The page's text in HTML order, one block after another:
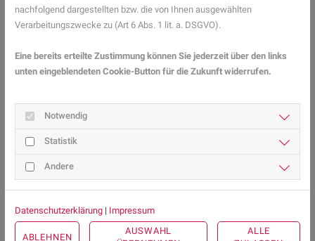
Verwandte Angststörungen und
Phobien
sich ähnlich zuZwangsstörungen
darstellen. Das Einschränken des
Essverhaltens kannals Essstörung falsch diagnostiziertwerden
oder auch tatsächlich zu einer Anorexie führen.
Emetophobie loswerden: Therapie und
Übungen
Emetophobie Therapie
nachfolgend dargestellten bzw. die von Ihnen ausgewählten
Verarbeitungszwecke zu (Art 6 Abs. 1 lit. a. DSGVO).
Eine bereits erteilte Zustimmung können Sie jederzeit über den links
unten eingeblendeten Cookie-Button für die Zukunft widerrufen.
Notwendig
Statistik
Andere
Datenschutzerklärung | Impressum
ABLEHNEN
AUSWAHL
ALLE